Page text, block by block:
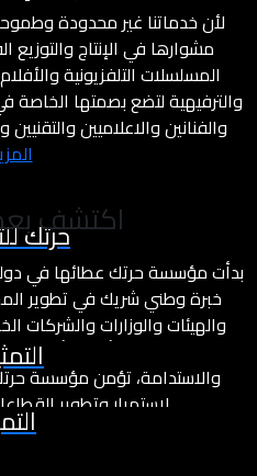
لأن خدماتنا غير محدودة
مشوارها في الإنتاج والتوزيع
المسلسلات التلفزيونية
والترفيهية لتضع بصمتها
والفنانين والاعلاميين
حرتك
بدأت مؤسسة حرتك عطائها في دولة
خبرة وطني شريك في تطوير
والهيئات والوزارات والشركات
مشاريع درامية وأفلام بأسلوب
والاستدامة، تؤمن مؤسسة
لاستمرار وتطوير
اكتشف